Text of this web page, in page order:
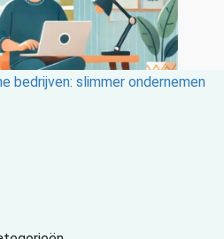
bedrijven: slimmer ondernemen